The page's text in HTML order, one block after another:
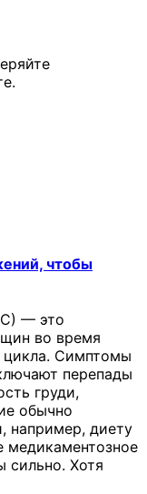
чтобы
— это
во время
цикла. Симптомы
перепады
груди,
обычно
например, диету
медикаментозное
сильно. Хотя